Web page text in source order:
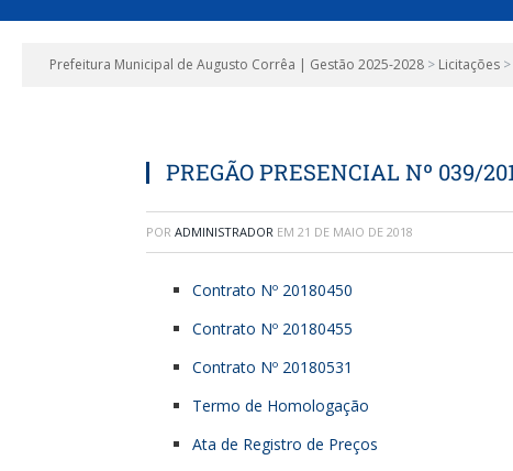
Prefeitura Municipal de Augusto Corrêa | Gestão 2025-2028 > Licitações >
PREGÃO PRESENCIAL Nº 039/
POR ADMINISTRADOR EM 21 DE MAIO DE 2018
Contrato Nº 20180450
Contrato Nº 20180455
Contrato Nº 20180531
Termo de Homologação
Ata de Registro de Preços